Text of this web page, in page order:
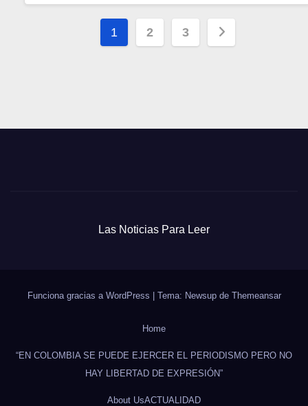
Paginación
1 2 3
Las Noticias Para Leer
Funciona gracias a WordPress | Tema: Newsup de Themeansar
Home
“EN COLOMBIA SE PUEDE EJERCER EL PERIODISMO PERO NO
HAY LIBERTAD DE EXPRESIÓN”
About UsACTUALIDAD